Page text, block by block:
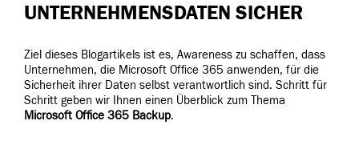
UNTERNEHMENSDATEN SICHER
Ziel dieses Blogartikels ist es, Awareness zu schaffen, dass
Unternehmen, die Microsoft Office 365 anwenden, für die
Sicherheit ihrer Daten selbst verantwortlich sind. Schritt für
Schritt geben wir Ihnen einen Überblick zum Thema
Microsoft Office 365 Backup.